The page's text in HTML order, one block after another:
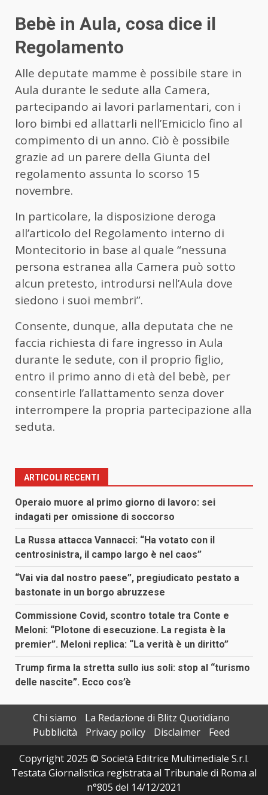
Bebè in Aula, cosa dice il
Regolamento
Alle deputate mamme è possibile stare in
Aula durante le sedute alla Camera,
partecipando ai lavori parlamentari, con i
loro bimbi ed allattarli nell’Emiciclo fino al
compimento di un anno. Ciò è possibile
grazie ad un parere della Giunta del
regolamento assunta lo scorso 15
novembre.
In particolare, la disposizione deroga
all’articolo del Regolamento interno di
Montecitorio in base al quale “nessuna
persona estranea alla Camera può sotto
alcun pretesto, introdursi nell’Aula dove
siedono i suoi membri”.
Consente, dunque, alla deputata che ne
faccia richiesta di fare ingresso in Aula
durante le sedute, con il proprio figlio,
entro il primo anno di età del bebè, per
consentirle l’allattamento senza dover
interrompere la propria partecipazione alla
seduta.
ARTICOLI RECENTI
Operaio muore al primo giorno di lavoro: sei
indagati per omissione di soccorso
La Russa attacca Vannacci: “Ha votato con il
centrosinistra, il campo largo è nel caos”
“Vai via dal nostro paese”, pregiudicato pestato a
bastonate in un borgo abruzzese
Commissione Covid, scontro totale tra Conte e
Meloni: “Plotone di esecuzione. La regista è la
premier”. Meloni replica: “La verità è un diritto”
Trump firma la stretta sullo ius soli: stop al “turismo
delle nascite”. Ecco cos’è
Chi siamo
La Redazione di Blitz Quotidiano
Pubblicità
Privacy policy Disclaimer
Feed
Copyright 2025 © Società Editrice Multimediale S.r.l.
Testata Giornalistica registrata al Tribunale di Roma al
n°805 del 14/12/2021